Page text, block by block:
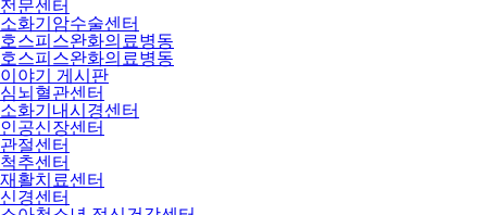
전문센터
소화기암수술센터
호스피스완화의료병동
호스피스완화의료병동
이야기 게시판
심뇌혈관센터
소화기내시경센터
인공신장센터
관절센터
척추센터
재활치료센터
신경센터